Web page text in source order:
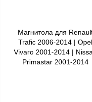
Магнитола для
Trafic 2006-2014 | Opel
Vivaro 2001-2014 |
Primastar 2001-2014